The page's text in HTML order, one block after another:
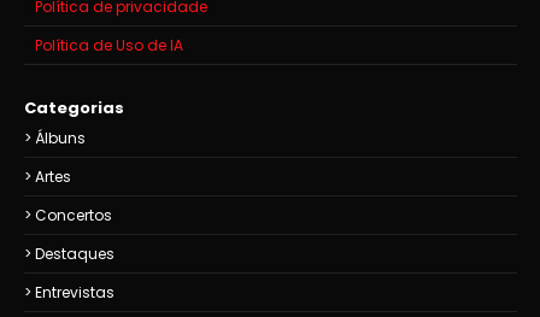
Política de privacidade
Política de Uso de IA
Categorias
Álbuns
Artes
Concertos
Destaques
Entrevistas